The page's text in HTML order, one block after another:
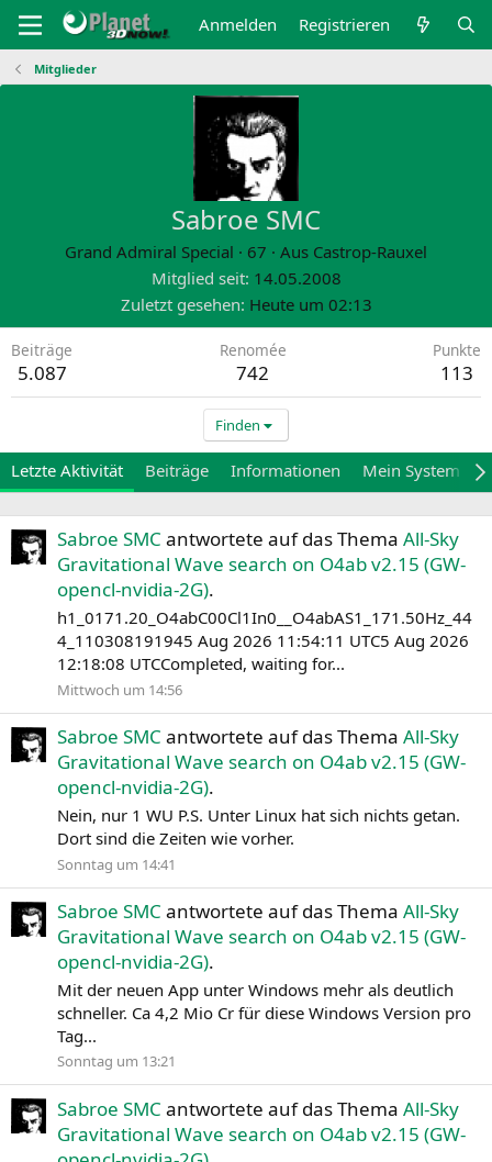
Anmelden Registrieren
Mitglieder
Sabroe SMC
Grand Admiral Special · 67 · Aus Castrop-Rauxel
Mitglied seit 14.05.2008
Zuletzt gesehen Heute um 02:13
Beiträge
5.087
Renomée
742
Punkte
113
Finden
Letzte Aktivität Beiträge Informationen Mein System
Sabroe SMC antwortete auf das Thema All-Sky
Gravitational Wave search on O4ab v2.15 (GW-
opencl-nvidia-2G).
h1_0171.20_O4abC00Cl1In0__O4abAS1_171.50Hz_44
4_110308191945 Aug 2026 11:54:11 UTC5 Aug 2026
12:18:08 UTCCompleted, waiting for...
Mittwoch um 14:56
Sabroe SMC antwortete auf das Thema All-Sky
Gravitational Wave search on O4ab v2.15 (GW-
opencl-nvidia-2G).
Nein, nur 1 WU P.S. Unter Linux hat sich nichts getan.
Dort sind die Zeiten wie vorher.
Sonntag um 14:41
Sabroe SMC antwortete auf das Thema All-Sky
Gravitational Wave search on O4ab v2.15 (GW-
opencl-nvidia-2G).
Mit der neuen App unter Windows mehr als deutlich
schneller. Ca 4,2 Mio Cr für diese Windows Version pro
Tag...
Sonntag um 13:21
Sabroe SMC antwortete auf das Thema All-Sky
Gravitational Wave search on O4ab v2.15 (GW-